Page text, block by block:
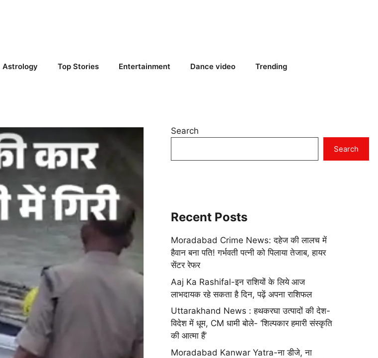
Astrology Top Stories Entertainment Dance video Trending
Search
Search
Recent Posts
Moradabad Crime News: दहेज की लालच में
हैवान बना पति! गर्भवती पत्नी को पिलाया तेजाब, हायर
सेंटर रेफर
Aaj Ka Rashifal-इन राशियों के लिये आज
लाभदायक रहे सकता है दिन, पढ़ें अपना राशिफल
Uttarakhand News : हथकरघा उत्पादों की देश-
विदेश में धूम, CM धामी बोले- ‘शिल्पकार हमारी संस्कृति
की आत्मा हैं’
Moradabad Kanwar Yatra-ना डीजे, ना